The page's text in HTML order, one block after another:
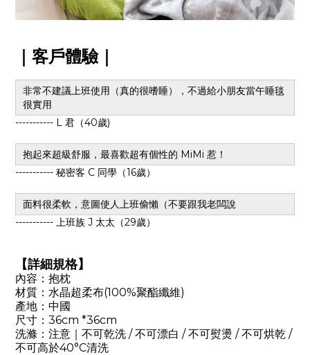
客戶體驗｜
非常不建議上班使用（真的很嗜睡），不過給小朋友當午睡毯
很實用
----------- L 君（40歲)
抱起來超級舒服，最喜歡超有個性的 MiMi 惹！
----------- 秘密客 C 同學（16歲）
面料很柔軟，意圖使人上班偷懶（不要跟我老闆說
----------- 上班族 J 太太（29歲）
【詳細規格】
內容：抱枕
材質：水晶超柔布(100%聚酯纖維)
產地：中國
尺寸：36cm *36cm
洗滌：注意｜不可乾洗 / 不可漂白 / 不可熨燙 / 不可烘乾 /
不可高於40°C清洗